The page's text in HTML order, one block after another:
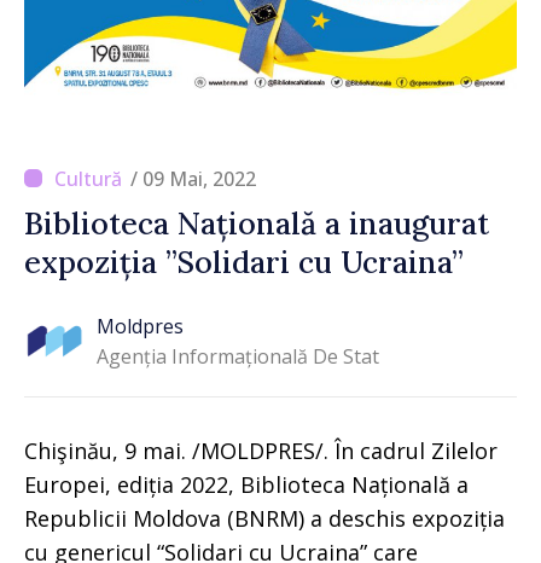
/ 09 Mai, 2022
Biblioteca Națională a inaugurat
expoziția ”Solidari cu Ucraina”
Moldpres
Agenția Informațională De Stat
Chişinău, 9 mai. /MOLDPRES/. În cadrul Zilelor
Europei, ediția 2022, Biblioteca Națională a
Republicii Moldova (BNRM) a deschis expoziția
cu genericul “Solidari cu Ucraina” care